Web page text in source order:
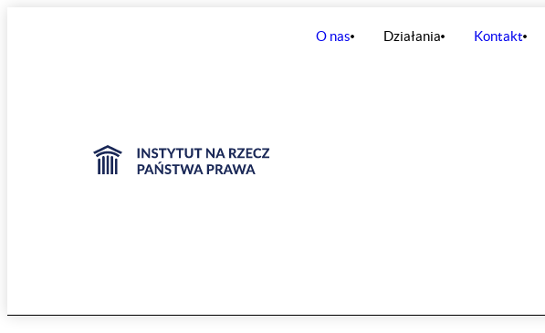
O nas Działania Kontakt